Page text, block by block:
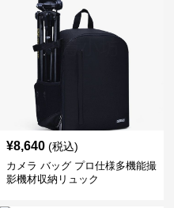
¥8,640 (税込)
カメラ バッグ プロ仕様多機能撮
影機材収納リュック